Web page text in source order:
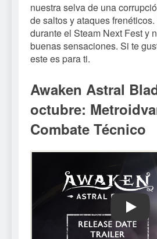
nuestra selva de una
de saltos y ataques
durante el Steam Next Fest y
buenas sensaciones. Si te
este es para ti.
Awaken Astral
octubre:
Combate Técnico
Play